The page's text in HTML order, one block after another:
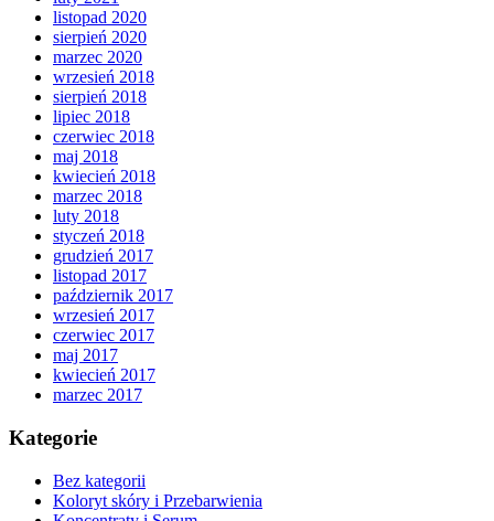
listopad 2020
sierpień 2020
marzec 2020
wrzesień 2018
sierpień 2018
lipiec 2018
czerwiec 2018
maj 2018
kwiecień 2018
marzec 2018
luty 2018
styczeń 2018
grudzień 2017
listopad 2017
październik 2017
wrzesień 2017
czerwiec 2017
maj 2017
kwiecień 2017
marzec 2017
Kategorie
Bez kategorii
Koloryt skóry i Przebarwienia